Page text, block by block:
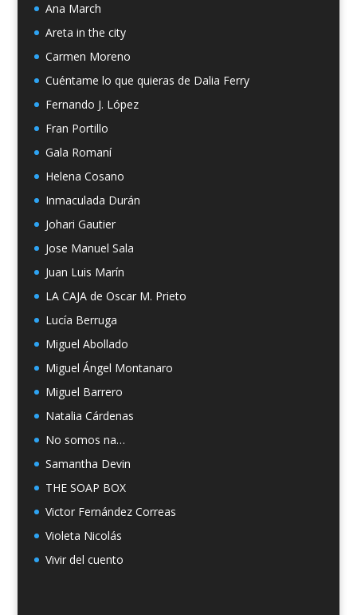
Ana March
Areta in the city
Carmen Moreno
Cuéntame lo que quieras de Dalia Ferry
Fernando J. López
Fran Portillo
Gala Romaní
Helena Cosano
Inmaculada Durán
Johari Gautier
Jose Manuel Sala
Juan Luis Marín
LA CAJA de Oscar M. Prieto
Lucía Berruga
Miguel Abollado
Miguel Ángel Montanaro
Miguel Barrero
Natalia Cárdenas
No somos na…
Samantha Devin
THE SOAP BOX
Victor Fernández Correas
Violeta Nicolás
Vivir del cuento